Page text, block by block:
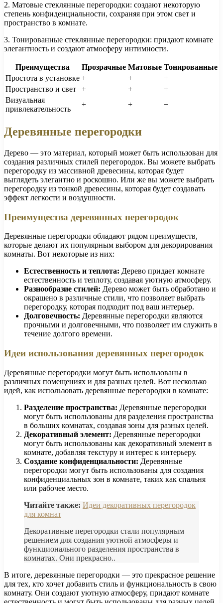
2. Матовые стеклянные перегородки: создают некоторую
степень конфиденциальности, сохраняя при этом свет и
пространство в комнате.
3. Тонированные стеклянные перегородки: придают комнате
элегантность и создают атмосферу интимности.
Преимущества Прозрачные Матовые Тонированные
Простота в установке + +
+
Пространство и свет
+ +
+
Визуальная
привлекательность
+ + +
Деревянные перегородки
Дерево — это материал, который может быть использован для
создания различных стилей перегородок. Вы можете выбрать
перегородку из массивной древесины, которая будет
выглядеть элегантно и роскошно. Или же вы можете выбрать
перегородку из тонкой древесины, которая будет создавать
эффект легкости и воздушности.
Преимущества деревянных перегородок
Деревянные перегородки обладают рядом преимуществ,
которые делают их популярным выбором для декорирования
комнаты. Вот некоторые из них:
Естественность и теплота: Дерево придает комнате
естественность и теплоту, создавая уютную атмосферу.
Разнообразие стилей: Дерево может быть обработано и
окрашено в различные стили, что позволяет выбрать
перегородку, которая подходит под ваш интерьер.
Долговечность: Деревянные перегородки являются
прочными и долговечными, что позволяет им служить в
течение долгого времени.
Идеи использования деревянных перегородок
Деревянные перегородки могут быть использованы в
различных помещениях и для разных целей. Вот несколько
идей, как использовать деревянные перегородки в комнате:
Разделение пространства: Деревянные перегородки
могут быть использованы для разделения пространства
в больших комнатах, создавая зоны для разных целей.
Декоративный элемент: Деревянные перегородки
могут быть использованы как декоративный элемент в
комнате, добавляя текстуру и интерес к интерьеру.
Создание конфиденциальности: Деревянные
перегородки могут быть использованы для создания
конфиденциальных зон в комнате, таких как спальня
или рабочее место.
Читайте также: Идеи декоративных перегородок
для комнат
Декоративные перегородки стали популярным
решением для создания уютной атмосферы и
функционального разделения пространства в
комнатах. Они прекрасно..
В итоге, деревянные перегородки — это прекрасное решение
для тех, кто хочет добавить стиль и функциональность в свою
комнату. Они создают уютную атмосферу, придают комнате